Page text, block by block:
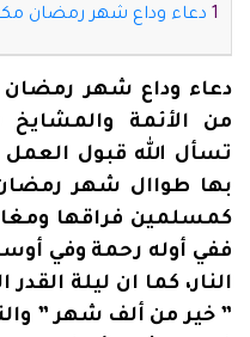
دعاء وداع شهر رمضان
دعاء وداع شهر رمضان
من الأئمة
تسأل الله قبول العمل
بها طواال شهر
كمسلمين فراقها
ففي أوله رحمة وفي
النار، كما ان ليلة
” خير من ألف شهر ”